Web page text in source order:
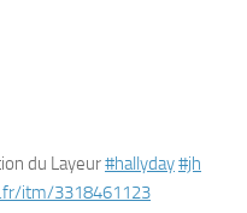
du Layeur#hallyday#jh
itm/3318461123